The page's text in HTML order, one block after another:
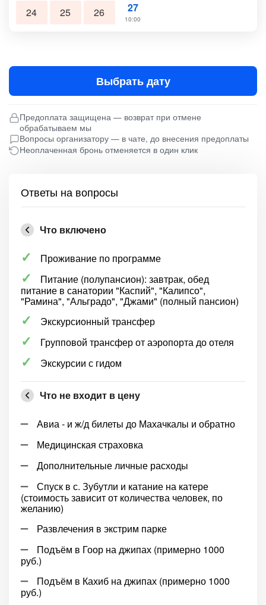
24
25 26 27
10:00
Выбрать дату
Предоплата защищена — возврат при отмене
обрабатываем мы
Вопросы организатору — в чате, до внесения предоплаты
Неоплаченная бронь отменяется в один клик
Ответы на вопросы
Что включено
Проживание по программе
Питание (полупансион): завтрак, обед
питание в санатории "Каспий", "Калипсо",
"Рамина", "Альградо", "Джами" (полный пансион)
Экскурсионный трансфер
Групповой трансфер от аэропорта до отеля
Экскурсии с гидом
Что не входит в цену
Авиа - и ж/д билеты до Махачкалы и обратно
Медицинская страховка
Дополнительные личные расходы
Спуск в с. Зубутли и катание на катере
(стоимость зависит от количества человек, по
желанию)
Развлечения в экстрим парке
Подъём в Гоор на джипах (примерно 1000
руб.)
Подъём в Кахиб на джипах (примерно 1000
руб.)